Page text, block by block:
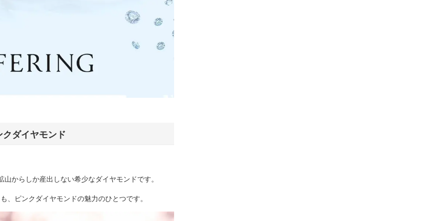
クダイヤモンド
からしか産出しない希少なダイヤモンドです。
、ピンクダイヤモンドの魅力のひとつです。